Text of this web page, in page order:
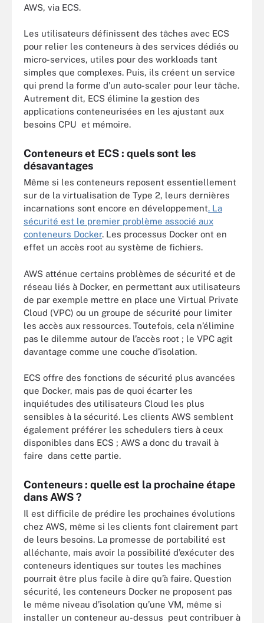
AWS, via ECS.
Les utilisateurs définissent des tâches avec ECS
pour relier les conteneurs à des services dédiés ou
micro-services, utiles pour des workloads tant
simples que complexes. Puis, ils créent un service
qui prend la forme d’un auto-scaler pour leur tâche.
Autrement dit, ECS élimine la gestion des
applications conteneurisées en les ajustant aux
besoins CPU et mémoire.
Conteneurs et ECS : quels sont les
désavantages
Même si les conteneurs reposent essentiellement
sur de la virtualisation de Type 2, leurs dernières
incarnations sont encore en développement. La
sécurité est le premier problème associé aux
conteneurs Docker. Les processus Docker ont en
effet un accès root au système de fichiers.
AWS atténue certains problèmes de sécurité et de
réseau liés à Docker, en permettant aux utilisateurs
de par exemple mettre en place une Virtual Private
Cloud (VPC) ou un groupe de sécurité pour limiter
les accès aux ressources. Toutefois, cela n’élimine
pas le dilemme autour de l’accès root ; le VPC agit
davantage comme une couche d’isolation.
ECS offre des fonctions de sécurité plus avancées
que Docker, mais pas de quoi écarter les
inquiétudes des utilisateurs Cloud les plus
sensibles à la sécurité. Les clients AWS semblent
également préférer les schedulers tiers à ceux
disponibles dans ECS ; AWS a donc du travail à
faire dans cette partie.
Conteneurs : quelle est la prochaine étape
dans AWS ?
Il est difficile de prédire les prochaines évolutions
chez AWS, même si les clients font clairement part
de leurs besoins. La promesse de portabilité est
alléchante, mais avoir la possibilité d’exécuter des
conteneurs identiques sur toutes les machines
pourrait être plus facile à dire qu’à faire. Question
sécurité, les conteneurs Docker ne proposent pas
le même niveau d’isolation qu’une VM, même si
installer un conteneur au-dessus peut contribuer à